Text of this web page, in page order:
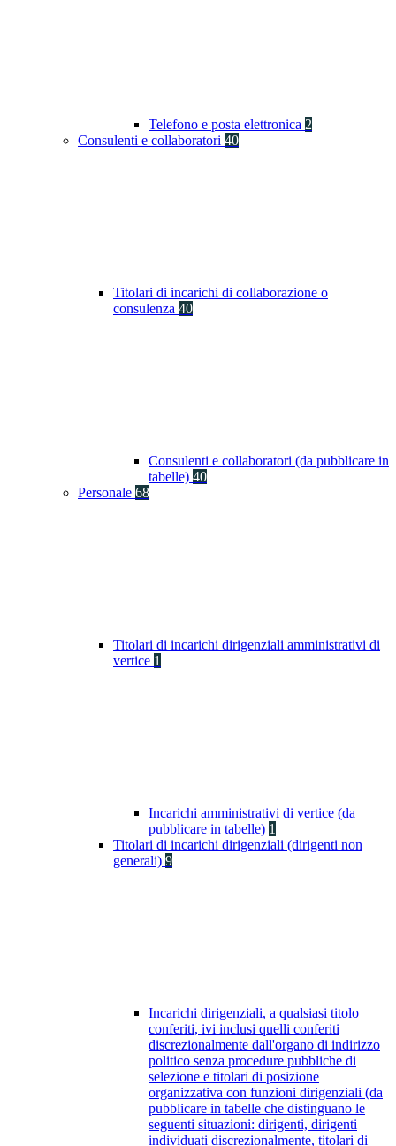
Telefono e posta elettronica 2
Consulenti e collaboratori 40
Titolari di incarichi di collaborazione o
consulenza 40
Consulenti e collaboratori (da pubblicare in
tabelle) 40
Personale 68
Titolari di incarichi dirigenziali amministrativi di
vertice 1
Incarichi amministrativi di vertice (da
pubblicare in tabelle) 1
Titolari di incarichi dirigenziali (dirigenti non
generali) 9
Incarichi dirigenziali, a qualsiasi titolo
conferiti, ivi inclusi quelli conferiti
discrezionalmente dall'organo di indirizzo
politico senza procedure pubbliche di
selezione e titolari di posizione
organizzativa con funzioni dirigenziali (da
pubblicare in tabelle che distinguano le
seguenti situazioni: dirigenti, dirigenti
individuati discrezionalmente, titolari di